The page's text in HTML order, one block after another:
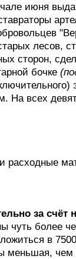
июня
лесов,
сторон,
бочке
На всех
расходные
за
чуть более
в
меньшая,